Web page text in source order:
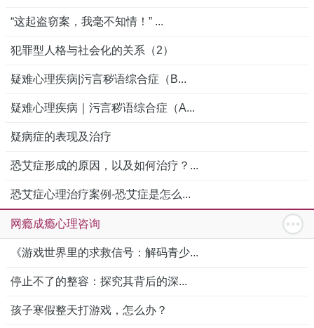
“这起盗窃案，我毫不知情！” ...
犯罪型人格与社会化的关系（2）
疑难心理疾病|污言秽语综合症（B...
疑难心理疾病｜污言秽语综合症（A...
疑病症的表现及治疗
恐艾症形成的原因，以及如何治疗？...
恐艾症心理治疗案例-恐艾症是怎么...
网瘾成瘾心理咨询
《游戏世界里的求救信号：解码青少...
停止不了的整容：探究其背后的深...
孩子寒假整天打游戏，怎么办？